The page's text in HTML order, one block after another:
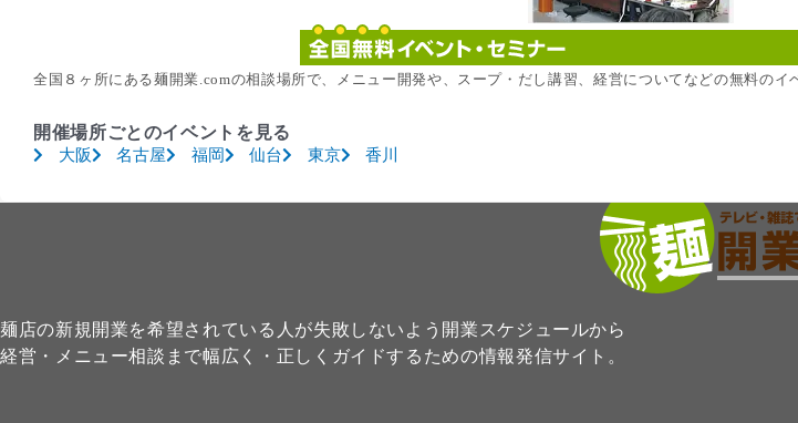
全国８ヶ所にある麺開業.comの相談場所で、メニュー開発や、スープ・だし講習、経営についてなどの無料のイ
開催場所ごとのイベントを見る
大阪 名古屋 福岡 仙台 東京 香川
麺店の新規開業を希望されている人が失敗しないよう開業スケジュールから
経営・メニュー相談まで幅広く・正しくガイドするための情報発信サイト。